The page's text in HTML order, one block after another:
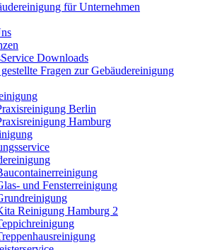
für Unternehmen
Downloads
Fragen zur Gebäudereinigung
Berlin
Hamburg
und Fensterreinigung
Reinigung Hamburg 2